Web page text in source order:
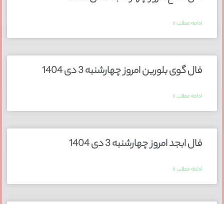
ادامه مطلب »
فال گوی بلورین امروز چهارشنبه 3 دی 1404
ادامه مطلب »
فال ابجد امروز چهارشنبه 3 دی 1404
ادامه مطلب »